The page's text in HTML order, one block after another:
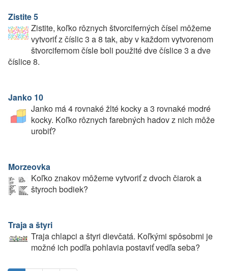
Zistite 5
Zistite, koľko rôznych štvorciferných čísel môžeme
vytvoriť z číslic 3 a 8 tak, aby v každom vytvorenom
štvorcifernom čísle boli použité dve číslice 3 a dve
číslice 8.
Janko 10
Janko má 4 rovnaké žlté kocky a 3 rovnaké modré
kocky. Koľko rôznych farebných hadov z nich môže
urobiť?
Morzeovka
Koľko znakov môžeme vytvoriť z dvoch čiarok a
štyroch bodiek?
Traja a štyri
Traja chlapci a štyri dievčatá. Koľkými spôsobmi je
možné ich podľa pohlavia postaviť vedľa seba?